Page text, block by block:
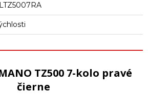
TZ500 7-kolo pravé
čierne